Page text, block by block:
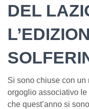
DEL
Si sono chiuse con
orgoglio associativo
che quest’anno si